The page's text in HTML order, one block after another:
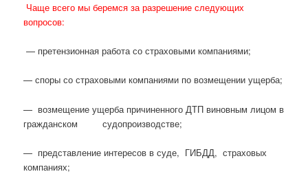
Чаще всего мы беремся за разрешение следующих
вопросов:
— претензионная работа со страховыми компаниями;
— споры со страховыми компаниями по возмещении ущерба;
— возмещение ущерба причиненного ДТП виновным лицом в
гражданском судопроизводстве;
— представление интересов в суде, ГИБДД, страховых
компаниях;